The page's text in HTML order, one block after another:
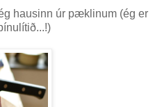
hausinn úr pæklinum (ég er